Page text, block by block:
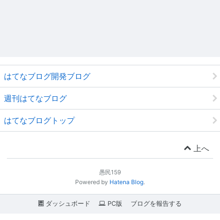
はてなブログ開発ブログ
週刊はてなブログ
はてなブログトップ
上へ
愚民159
Powered by Hatena Blog.
ダッシュボード PC版 ブログを報告する